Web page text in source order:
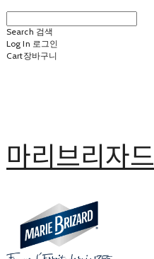
Search 검색
Log In 로그인
Cart장바구니
마리브리자